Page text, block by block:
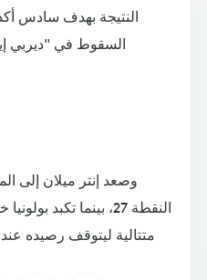
النتيجة بهدف سادس
السقوط في "ديربي
وصعد إنتر ميلان إلى